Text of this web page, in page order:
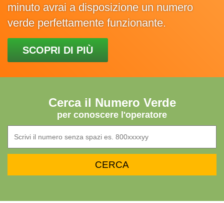
minuto avrai a disposizione un numero
verde perfettamente funzionante.
SCOPRI DI PIÙ
Cerca il Numero Verde
per conoscere l'operatore